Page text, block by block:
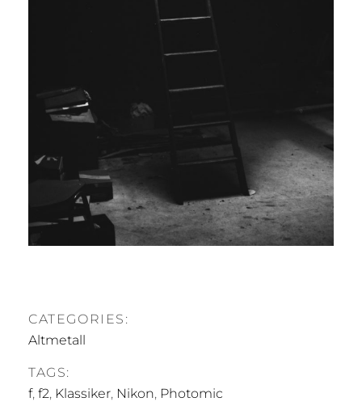
CATEGORIES:
Altmetall
TAGS:
f, f2, Klassiker, Nikon, Photomic